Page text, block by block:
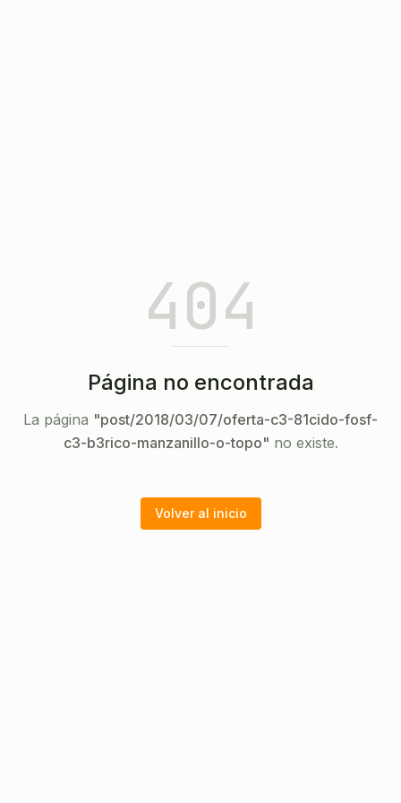
404
Página no encontrada
La página "post/2018/03/07/oferta-c3-81cido-fosf-
c3-b3rico-manzanillo-o-topo" no existe.
Volver al inicio